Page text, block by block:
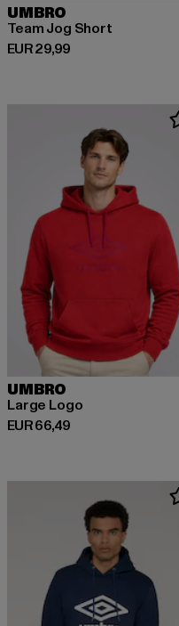
UMBRO
Team Jog Short
EUR 29,99
Derzeitiger Preis: EUR 29,99
UMBRO
Large Logo
EUR 66,49
Derzeitiger Preis: EUR 66,49